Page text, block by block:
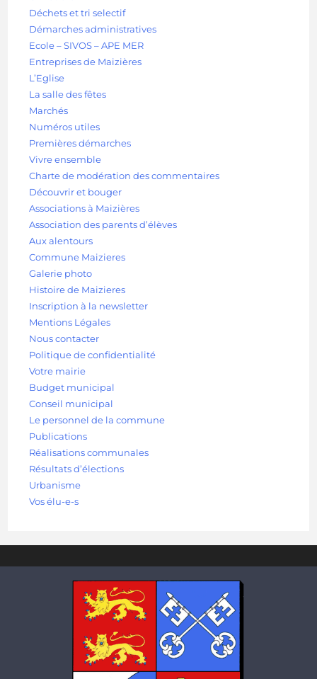
Déchets et tri selectif
Démarches administratives
Ecole – SIVOS – APE MER
Entreprises de Maizières
L’Eglise
La salle des fêtes
Marchés
Numéros utiles
Premières démarches
Vivre ensemble
Charte de modération des commentaires
Découvrir et bouger
Associations à Maizières
Association des parents d’élèves
Aux alentours
Commune Maizieres
Galerie photo
Histoire de Maizieres
Inscription à la newsletter
Mentions Légales
Nous contacter
Politique de confidentialité
Votre mairie
Budget municipal
Conseil municipal
Le personnel de la commune
Publications
Réalisations communales
Résultats d’élections
Urbanisme
Vos élu-e-s